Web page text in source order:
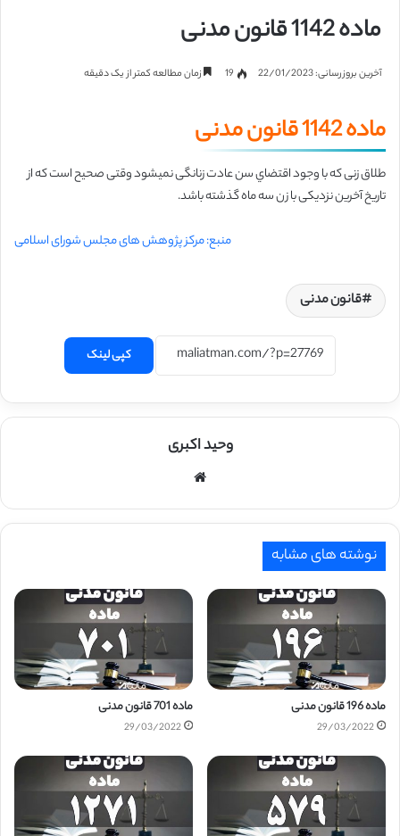
ماده 1142 قانون مدنی
آخرین بروزرسانی: 22/01/2023 19 زمان مطالعه کمتر از یک دقیقه
ماده 1142 قانون مدنی
طلاق زنی که با وجود اقتضاي سن عادت زنانگی نمیشود وقتی صحیح است که از
تاریخآخرین نزدیکی با زن سه ماه گذشته باشد.
منبع: مرکز پژوهش های مجلس شورای اسلامی
قانون مدنی
کپی لینک
وحید اکبری
نوشته های مشابه
ماده 196 قانون مدنی
29/03/2022
ماده 701 قانون مدنی
29/03/2022